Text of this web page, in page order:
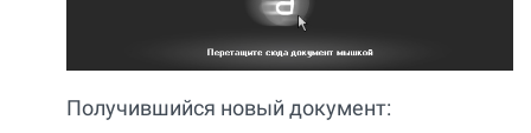
Получившийся новый документ: